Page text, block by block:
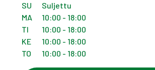
SU
Suljettu
MA
10:00 - 18:00
TI
10:00 - 18:00
KE
10:00 - 18:00
TO
10:00 - 18:00